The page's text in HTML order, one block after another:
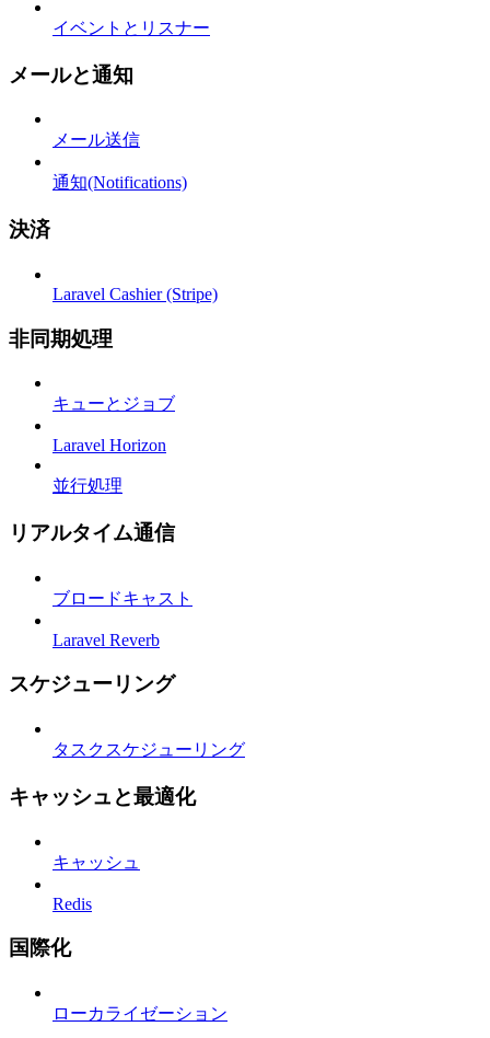
イベントとリスナー
メールと通知
メール送信
通知(Notifications)
決済
Laravel Cashier (Stripe)
非同期処理
キューとジョブ
Laravel Horizon
並行処理
リアルタイム通信
ブロードキャスト
Laravel Reverb
スケジューリング
タスクスケジューリング
キャッシュと最適化
キャッシュ
Redis
国際化
ローカライゼーション